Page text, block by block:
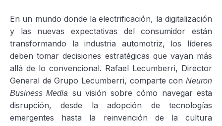
En un mundo donde la electrificación, la digitalización
y las nuevas expectativas del consumidor están
transformando la industria automotriz, los líderes
deben tomar decisiones estratégicas que vayan más
allá de lo convencional. Rafael Lecumberri, Director
General de Grupo Lecumberri, comparte con Neuron
Business Media su visión sobre cómo navegar esta
disrupción, desde la adopción de tecnologías
emergentes hasta la reinvención de la cultura